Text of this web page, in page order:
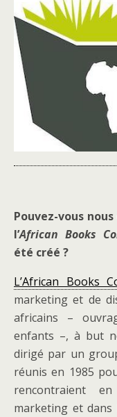
Pouvez-vous
l’African Books
été créé ?
L’African Books
marketing et de
africains –
enfants –, à but
dirigé par un
réunis en 1985
rencontraient
marketing et dans